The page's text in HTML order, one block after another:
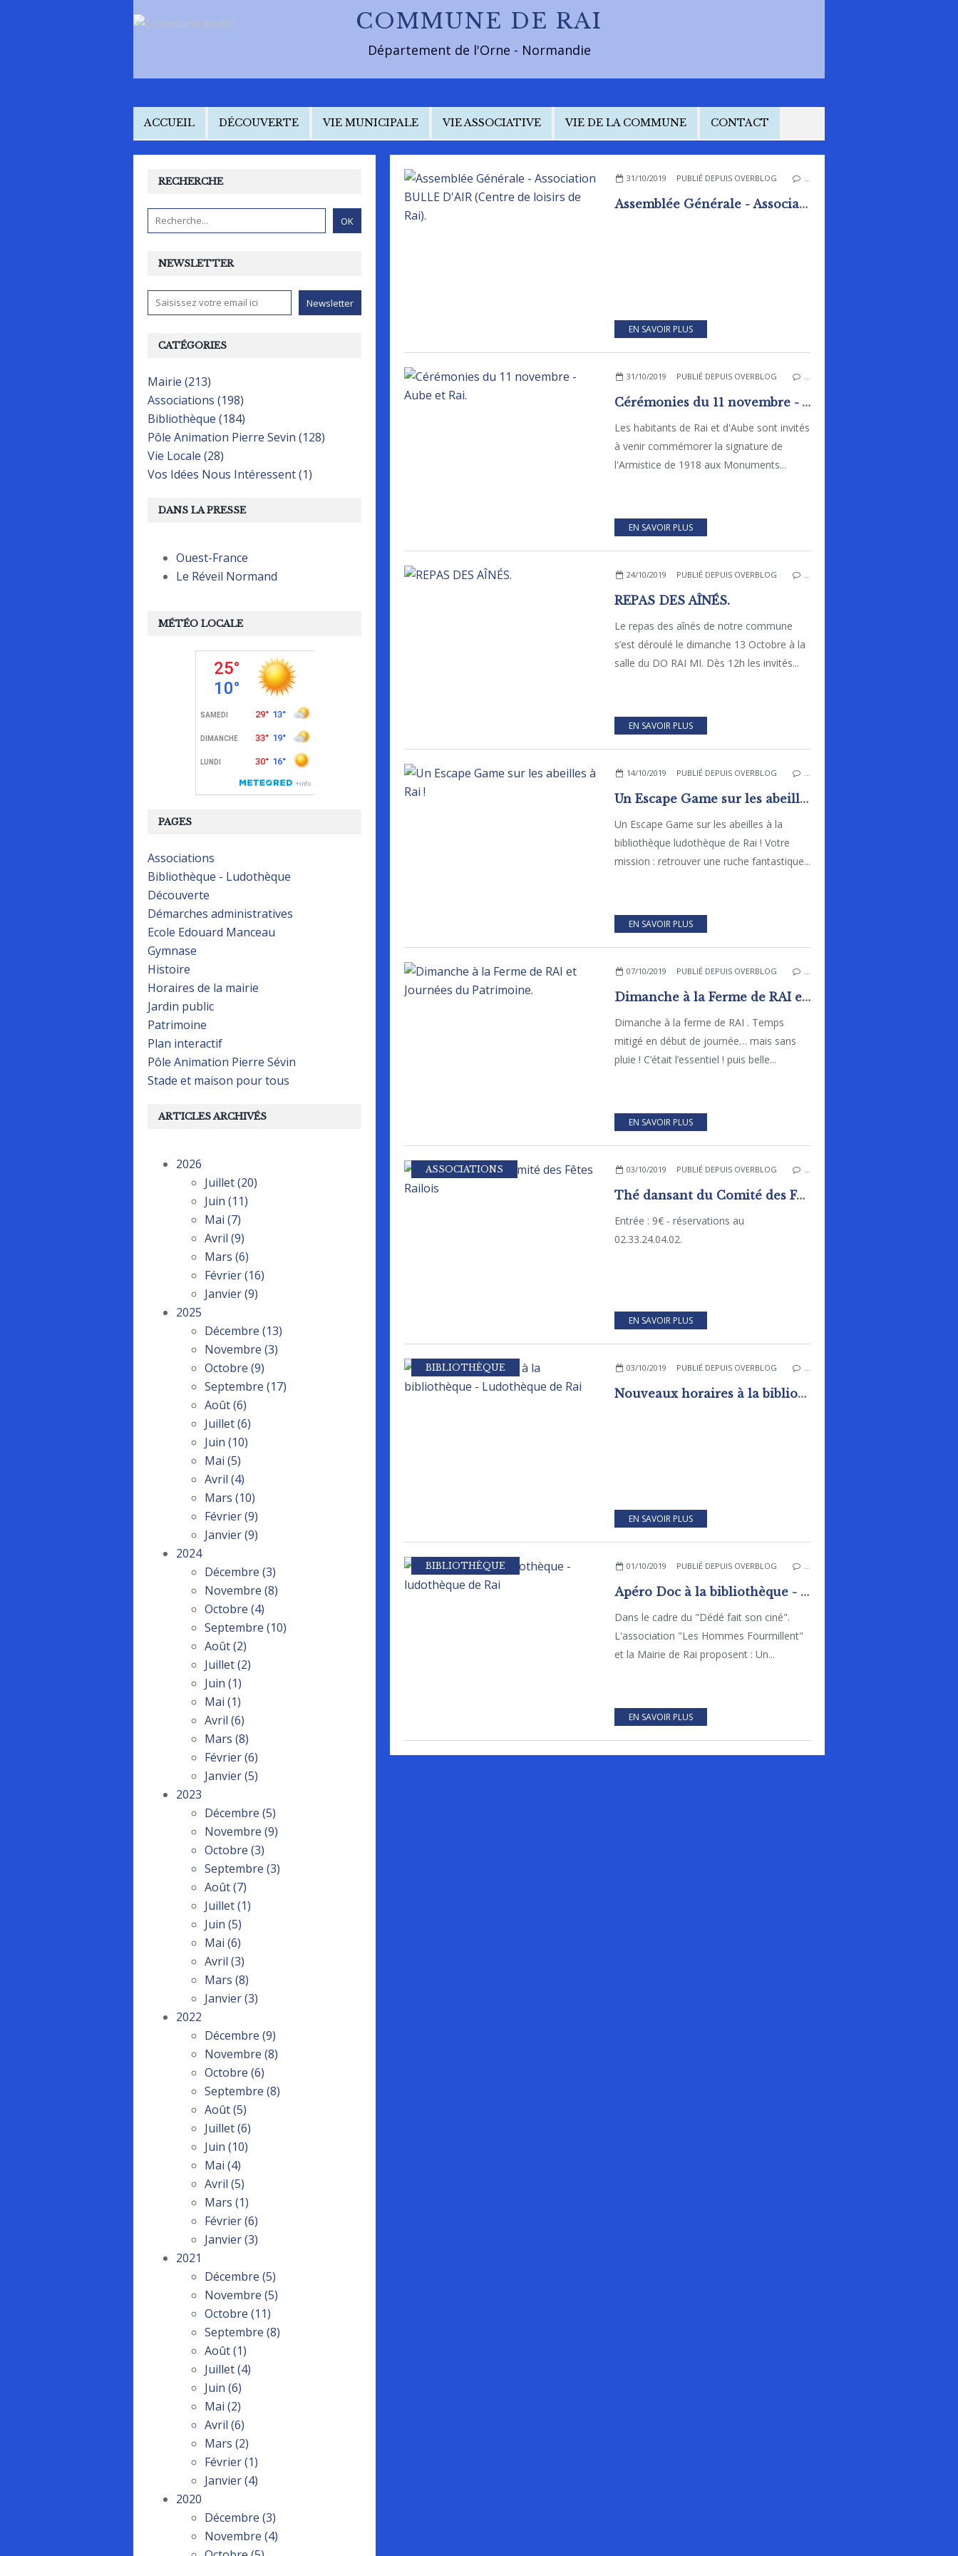
COMMUNE DE RAI
Département de l'Orne - Normandie
ACCUEIL DÉCOUVERTE VIE MUNICIPALE VIE ASSOCIATIVE VIE DE LA COMMUNE CONTACT
31/10/2019 PUBLIÉ DEPUIS OVERBLOG …
Assemblée Générale - Association BULLE D'AIR (Centre de loisirs de Rai).
EN SAVOIR PLUS
31/10/2019 PUBLIÉ DEPUIS OVERBLOG …
Cérémonies du 11 novembre - Aube et Rai.
Les habitants de Rai et d'Aube sont invités
à venir commémorer la signature de
l'Armistice de 1918 aux Monuments...
EN SAVOIR PLUS
24/10/2019 PUBLIÉ DEPUIS OVERBLOG …
REPAS DES AÎNÉS.
Le repas des aînés de notre commune
s’est déroulé le dimanche 13 Octobre à la
salle du DO RAI MI. Dès 12h les invités...
EN SAVOIR PLUS
14/10/2019 PUBLIÉ DEPUIS OVERBLOG …
Un Escape Game sur les abeilles à Rai !
Un Escape Game sur les abeilles à la
bibliothèque ludothèque de Rai ! Votre
mission : retrouver une ruche fantastique...
EN SAVOIR PLUS
07/10/2019 PUBLIÉ DEPUIS OVERBLOG …
Dimanche à la Ferme de RAI et Journées du Patrimoine.
Dimanche à la ferme de RAI . Temps
mitigé en début de journée… mais sans
pluie ! C’était l’essentiel ! puis belle...
EN SAVOIR PLUS
ASSOCIATIONS 03/10/2019 PUBLIÉ DEPUIS OVERBLOG …
Thé dansant du Comité des Fêtes Railois
Entrée : 9€ - réservations au
02.33.24.04.02.
EN SAVOIR PLUS
BIBLIOTHÈQUE 03/10/2019 PUBLIÉ DEPUIS OVERBLOG …
Nouveaux horaires à la bibliothèque - Ludothèque de Rai
EN SAVOIR PLUS
BIBLIOTHÈQUE 01/10/2019 PUBLIÉ DEPUIS OVERBLOG …
Apéro Doc à la bibliothèque - ludothèque de Rai
Dans le cadre du "Dédé fait son ciné".
L'association "Les Hommes Fourmillent"
et la Mairie de Rai proposent : Un...
EN SAVOIR PLUS
NEWSLETTER
RECHERCHE
PAGES
Associations
Bibliothèque - Ludothèque
Découverte
Démarches administratives
Ecole Edouard Manceau
Gymnase
Histoire
Horaires de la mairie
Jardin public
Patrimoine
Plan interactif
Pôle Animation Pierre Sévin
Stade et maison pour tous
CATÉGORIES
Mairie (213)
Associations (198)
Bibliothèque (184)
Pôle Animation Pierre Sevin (128)
Vie Locale (28)
Vos Idées Nous Intéressent (1)
MÉTÉO LOCALE
DANS LA PRESSE
Ouest-France
Le Réveil Normand
ARTICLES ARCHIVÉS
2026
Juillet(20)
Juin (11)
Mai (7)
Avril (9)
Mars (6)
Février(16)
Janvier(9)
2025
Décembre (13)
Novembre (3)
Octobre (9)
Septembre (17)
Août(6)
Juillet(6)
Juin (10)
Mai (5)
Avril (4)
Mars (10)
Février(9)
Janvier(9)
2024
Décembre (3)
Novembre (8)
Octobre (4)
Septembre (10)
Août(2)
Juillet(2)
Juin (1)
Mai (1)
Avril (6)
Mars (8)
Février(6)
Janvier(5)
2023
Décembre (5)
Novembre (9)
Octobre (3)
Septembre (3)
Août(7)
Juillet(1)
Juin (5)
Mai (6)
Avril (3)
Mars (8)
Janvier(3)
2022
Décembre (9)
Novembre (8)
Octobre (6)
Septembre (8)
Août(5)
Juillet(6)
Juin (10)
Mai (4)
Avril (5)
Mars (1)
Février(6)
Janvier(3)
2021
Décembre (5)
Novembre (5)
Octobre (11)
Septembre (8)
Août(1)
Juillet(4)
Juin (6)
Mai (2)
Avril (6)
Mars (2)
Février(1)
Janvier(4)
2020
Décembre (3)
Novembre (4)